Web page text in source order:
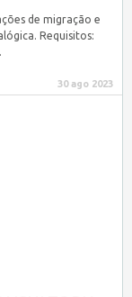
de migração e
Requisitos:
30 ago 2023